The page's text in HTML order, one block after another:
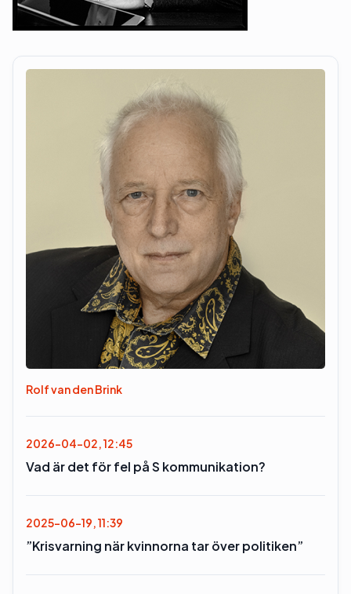
Rolf van den Brink
2026-04-02, 12:45
Vad är det för fel på S kommunikation?
2025-06-19, 11:39
”Krisvarning när kvinnorna tar över politiken”